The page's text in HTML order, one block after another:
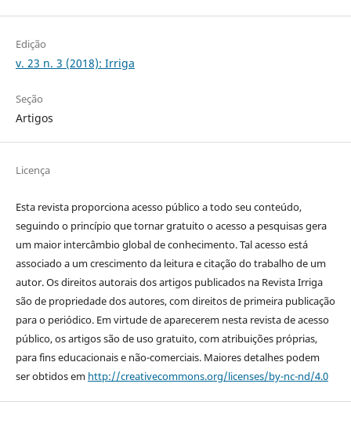
Edição
v. 23 n. 3 (2018): Irriga
Seção
Artigos
Licença
Esta revista proporciona acesso público a todo seu conteúdo,
seguindo o princípio que tornar gratuito o acesso a pesquisas gera
um maior intercâmbio global de conhecimento. Tal acesso está
associado a um crescimento da leitura e citação do trabalho de um
autor. Os direitos autorais dos artigos publicados na Revista Irriga
são de propriedade dos autores, com direitos de primeira publicação
para o periódico. Em virtude de aparecerem nesta revista de acesso
público, os artigos são de uso gratuito, com atribuições próprias,
para fins educacionais e não-comerciais. Maiores detalhes podem
ser obtidos em http://creativecommons.org/licenses/by-nc-nd/4.0